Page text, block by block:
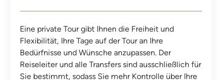
Eine private Tour gibt Ihnen die Freiheit und
Flexibilität, Ihre Tage auf der Tour an Ihre
Bedürfnisse und Wünsche anzupassen. Der
Reiseleiter und alle Transfers sind ausschließlich für
Sie bestimmt, sodass Sie mehr Kontrolle über Ihre